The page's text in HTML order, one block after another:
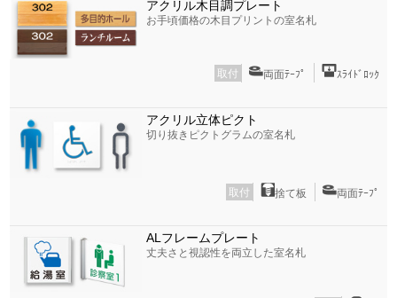
アクリル木目調プレート
お手頃価格の木目プリントの室名札
取付 両面ﾃｰﾌﾟ ｽﾗｲﾄﾞﾛｯｸ
アクリル立体ピクト
切り抜きピクトグラムの室名札
取付 捨て板 両面ﾃｰﾌﾟ
ALフレームプレート
丈夫さと視認性を両立した室名札